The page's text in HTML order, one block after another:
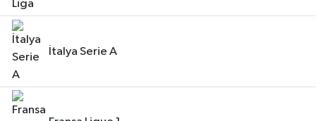
İtalya Serie A